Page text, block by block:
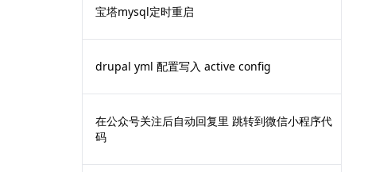
宝塔mysql定时重启
drupal yml 配置写入 active config
在公众号关注后自动回复里 跳转到微信小程序代
码